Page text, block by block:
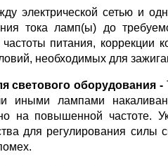
электрической сетью и
тока ламп(ы) до
питания, коррекции
необходимых для
светового оборудования -
иными лампами
на повышенной частоте.
для регулирования